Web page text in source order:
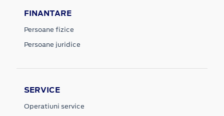
FINANTARE
Persoane fizice
Persoane juridice
SERVICE
Operatiuni service